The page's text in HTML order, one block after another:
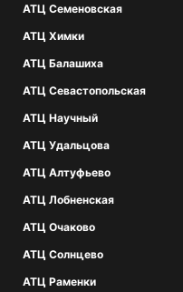
АТЦ Семеновская
АТЦ Химки
АТЦ Балашиха
АТЦ Севастопольская
АТЦ Научный
АТЦ Удальцова
АТЦ Алтуфьево
АТЦ Лобненская
АТЦ Очаково
АТЦ Солнцево
АТЦ Раменки